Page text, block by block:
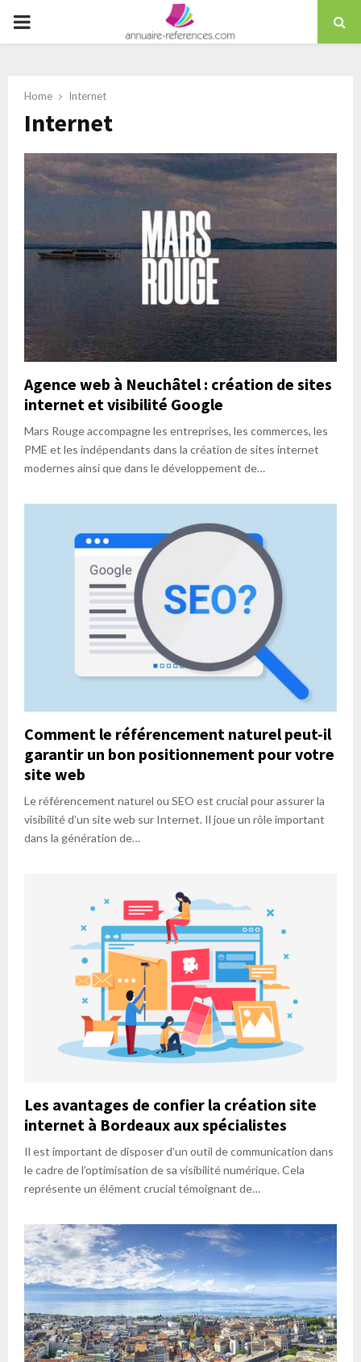
content
PRIMARY
Home Internet
Internet
Agence web à Neuchâtel : création de sites
internet et visibilité Google
Mars Rouge accompagne les entreprises, les commerces, les
PME et les indépendants dans la création de sites internet
modernes ainsi que dans le développement de…
Comment le référencement naturel peut-il
garantir un bon positionnement pour votre
site web
Le référencement naturel ou SEO est crucial pour assurer la
visibilité d’un site web sur Internet. Il joue un rôle important
dans la génération de…
Les avantages de confier la création site
internet à Bordeaux aux spécialistes
Il est important de disposer d’un outil de communication dans
le cadre de l’optimisation de sa visibilité numérique. Cela
représente un élément crucial témoignant de…